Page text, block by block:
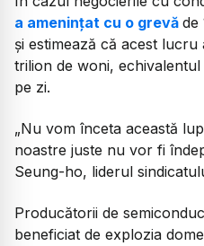
a amenințat cu o grevă de
și estimează că acest
trilion de woni,
pe zi.
„Nu vom înceta această
noastre juste nu vor fi
Seung-ho, liderul
Producătorii de
beneficiat de explozia